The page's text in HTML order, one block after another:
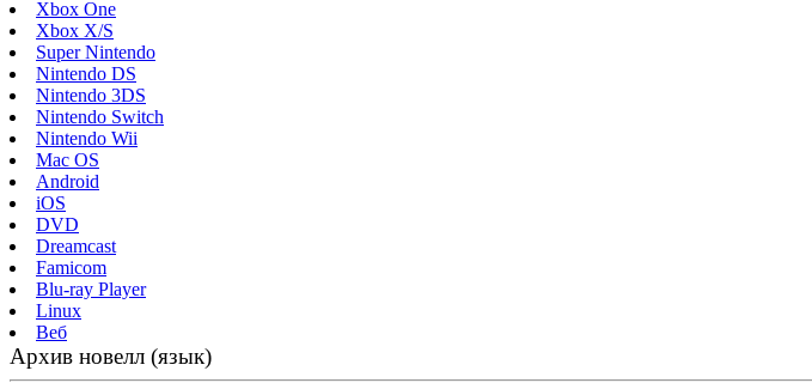
Xbox One
Xbox X/S
Super Nintendo
Nintendo DS
Nintendo 3DS
Nintendo Switch
Nintendo Wii
Mac OS
Android
iOS
DVD
Dreamcast
Famicom
Blu-ray Player
Linux
Веб
Архив новелл (язык)